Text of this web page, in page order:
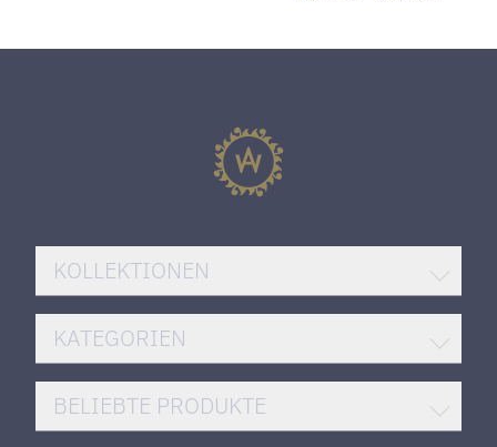
KOLLEKTIONEN
BREITLING SUPEROCEAN
ROLEX DATEJUST
HUBLOT BIG BANG
SANTOS DE CARTIER
KATEGORIEN
DAMENUHREN
HERRENUHREN
BELIEBTE PRODUKTE